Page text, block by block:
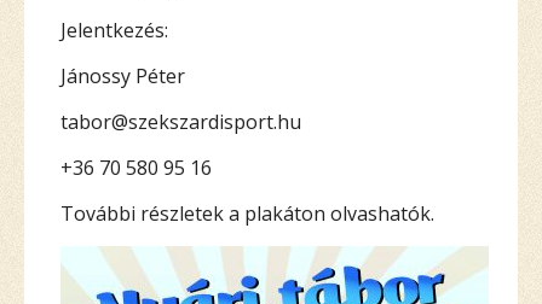
Jelentkezés:
Jánossy Péter
tabor@szekszardisport.hu
+36 70 580 95 16
További részletek a plakáton olvashatók.